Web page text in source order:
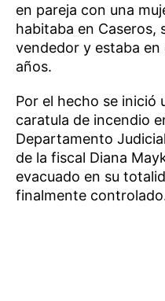
en pareja con una
habitaba en Caseros,
vendedor y estaba en
años.
Por el hecho se inició
caratula de incendio
Departamento
de la fiscal Diana
evacuado en su
finalmente